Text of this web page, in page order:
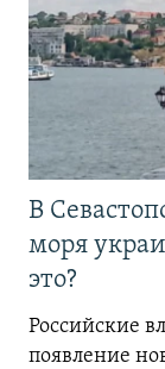
В
моря
это?
Российские
появление